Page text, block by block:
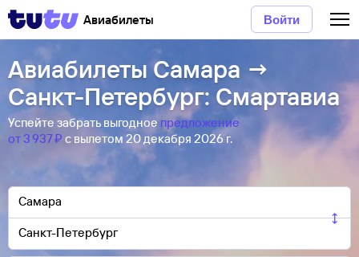
Авиабилеты Войти
Авиабилеты Самара →
Санкт-Петербург: Смартавиа
Успейте забрать выгодноепредложение
от 3 ⁠937 ⁠₽ с вылетом 20 декабря 2026 г.